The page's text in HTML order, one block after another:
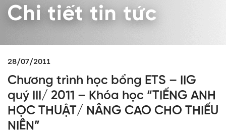
Chi tiết tin tức
28/07/2011
Chương trình học bổng ETS – IIG
quý III/ 2011 – Khóa học “TIẾNG ANH
HỌC THUẬT/ NÂNG CAO CHO THIẾU
NIÊN”